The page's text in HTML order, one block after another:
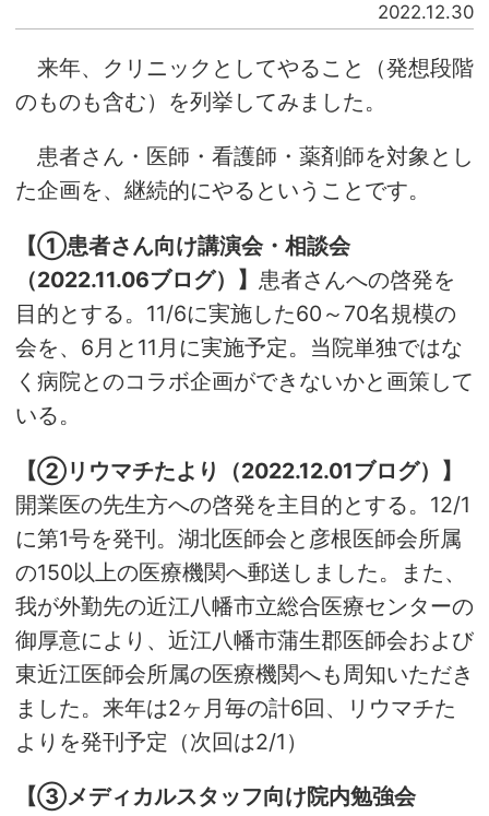
2022.12.30
来年、クリニックとしてやること（発想段階
のものも含む）を列挙してみました。
患者さん・医師・看護師・薬剤師を対象とし
た企画を、継続的にやるということです。
【①患者さん向け講演会・相談会
（2022.11.06ブログ）】 患者さんへの啓発を
目的とする。11/6に実施した60～70名規模の
会を、6月と11月に実施予定。当院単独ではな
く病院とのコラボ企画ができないかと画策して
いる。
【②リウマチたより（2022.12.01ブログ）】
開業医の先生方への啓発を主目的とする。12/1
に第1号を発刊。湖北医師会と彦根医師会所属
の150以上の医療機関へ郵送しました。また、
我が外勤先の近江八幡市立総合医療センターの
御厚意により、近江八幡市蒲生郡医師会および
東近江医師会所属の医療機関へも周知いただき
ました。来年は2ヶ月毎の計6回、リウマチた
よりを発刊予定（次回は2/1）
【③メディカルスタッフ向け院内勉強会